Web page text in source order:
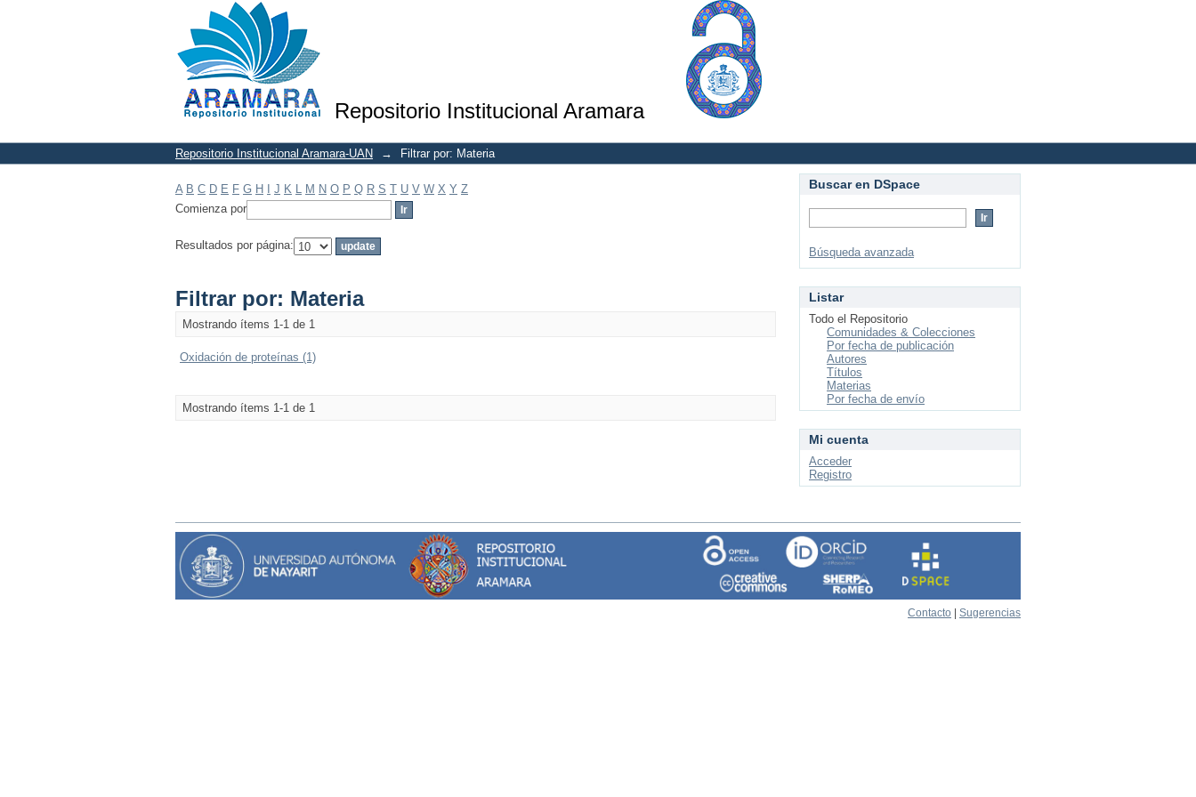
Repositorio Institucional Aramara
Filtrar por: Materia
Repositorio Institucional Aramara-UAN → Filtrar por: Materia
A B C D E F G H J K L M N O P Q R S T U V W X Y Z
Comienza por
Resultados por página:
Filtrar por: Materia
Mostrando ítems 1-1 de 1
Oxidación de proteínas (1)
Mostrando ítems 1-1 de 1
Buscar en DSpace
Búsqueda avanzada
Listar
Todo el Repositorio
Comunidades & Colecciones
Por fecha de publicación
Autores
Títulos
Materias
Por fecha de envío
Mi cuenta
Acceder
Registro
Contacto Sugerencias